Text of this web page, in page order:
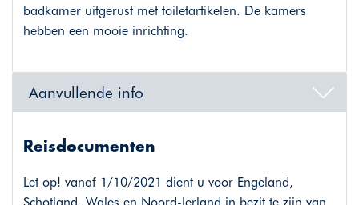
badkamer uitgerust met toiletartikelen. De kamers
hebben een mooie inrichting.
Aanvullende info
Reisdocumenten
Let op! vanaf 1/10/2021 dient u voor Engeland,